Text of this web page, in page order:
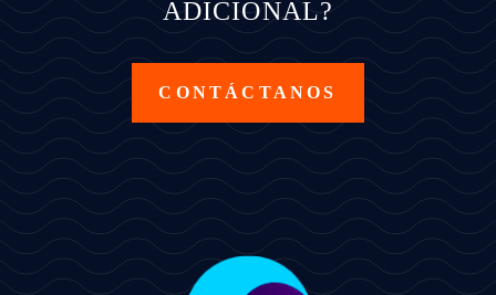
ADICIONAL?
CONTÁCTANOS